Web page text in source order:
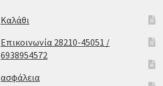
Καλάθι
Επικοινωνία 28210-45051 /
6938954572
ασφάλεια